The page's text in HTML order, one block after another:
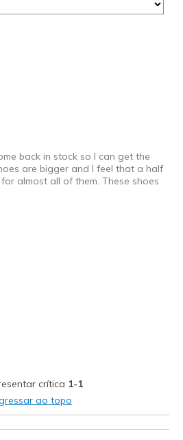
back in stock so I can get the
are bigger and I feel that a half
almost all of them. These shoes
crítica 1-1
ao topo